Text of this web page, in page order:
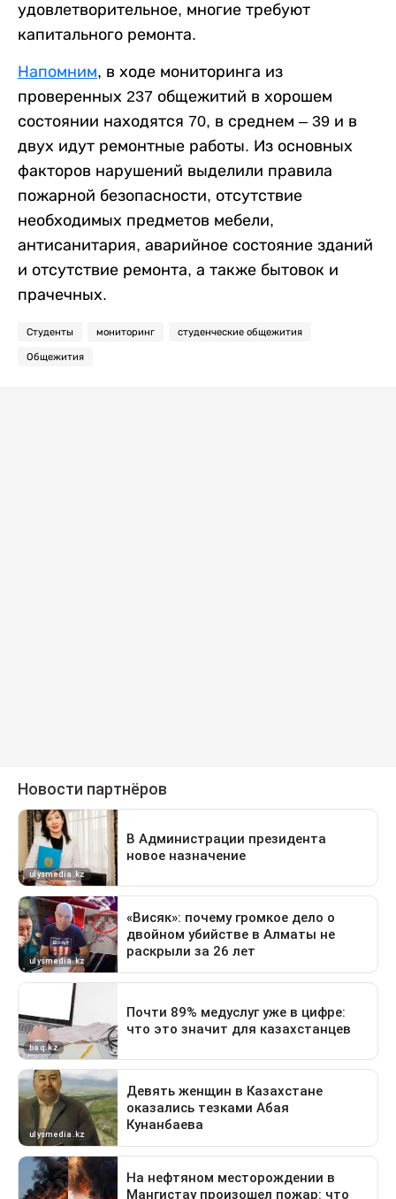
удовлетворительное, многие требуют
капитального ремонта.
Напомним, в ходе мониторинга из
проверенных 237 общежитий в хорошем
состоянии находятся 70, в среднем – 39 и в
двух идут ремонтные работы. Из основных
факторов нарушений выделили правила
пожарной безопасности, отсутствие
необходимых предметов мебели,
антисанитария, аварийное состояние зданий
и отсутствие ремонта, а также бытовок и
прачечных.
Студенты мониторинг студенческие общежития
Общежития